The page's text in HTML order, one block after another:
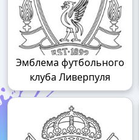
Эмблема футбольного
клуба Ливерпуля